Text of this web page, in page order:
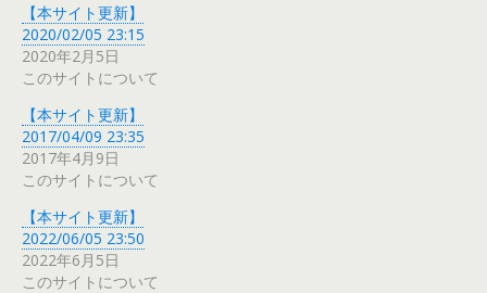
【本サイト更新】
2020/02/05 23:15
2020年2月5日
このサイトについて
【本サイト更新】
2017/04/09 23:35
2017年4月9日
このサイトについて
【本サイト更新】
2022/06/05 23:50
2022年6月5日
このサイトについて